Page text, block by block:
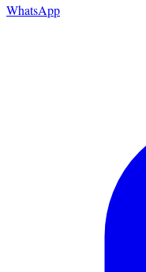
WhatsApp